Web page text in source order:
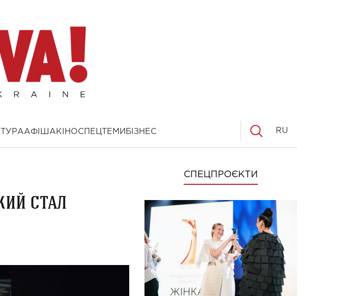
АФІША КІНОСПЕЦТЕМИ БІЗНЕС RU
стал
СПЕЦПРОЄКТИ